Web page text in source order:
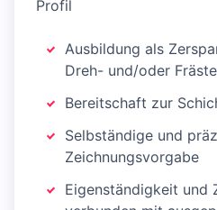
Profil
Ausbildung als
Dreh- und/oder
Bereitschaft zur
Selbständige und
Zeichnungsvorgabe
Eigenständigkeit und